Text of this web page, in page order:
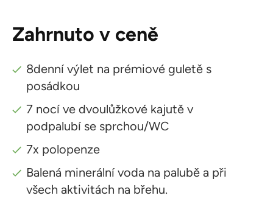
Zahrnuto v ceně
8denní výlet na prémiové guletě s
posádkou
7 nocí ve dvoulůžkové kajutě v
podpalubí se sprchou/WC
7x polopenze
Balená minerální voda na palubě a při
všech aktivitách na břehu.